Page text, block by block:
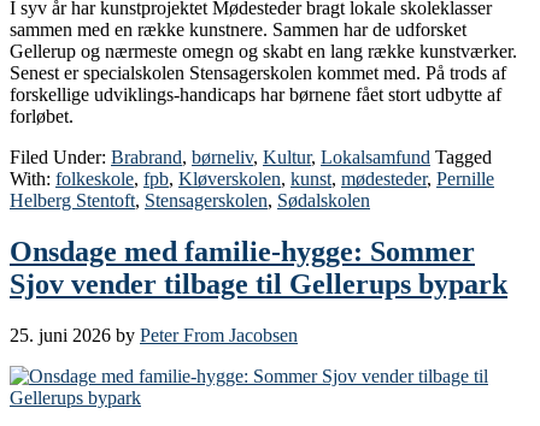
I syv år har kunstprojektet Mødesteder bragt lokale skoleklasser
sammen med en række kunstnere. Sammen har de udforsket
Gellerup og nærmeste omegn og skabt en lang række kunstværker.
Senest er specialskolen Stensagerskolen kommet med. På trods af
forskellige udviklings-handicaps har børnene fået stort udbytte af
forløbet.
Filed Under: Brabrand, børneliv, Kultur, Lokalsamfund Tagged
With: folkeskole, fpb, Kløverskolen, kunst, mødesteder, Pernille
Helberg Stentoft, Stensagerskolen, Sødalskolen
Onsdage med familie-hygge: Sommer
Sjov vender tilbage til Gellerups bypark
25. juni 2026 by Peter From Jacobsen